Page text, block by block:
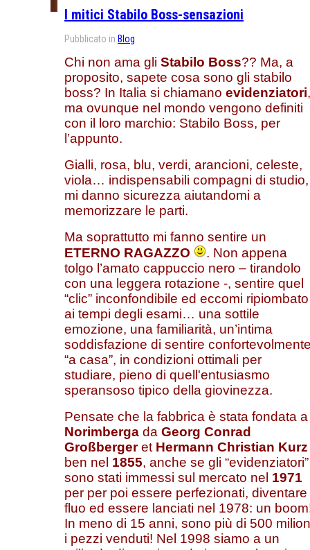
I mitici Stabilo Boss-sensazioni
Pubblicato in Blog
Chi non ama gli Stabilo Boss?? Ma, a
proposito, sapete cosa sono gli stabilo
boss? In Italia si chiamano evidenziatori,
ma ovunque nel mondo vengono definiti
con il loro marchio: Stabilo Boss, per
l’appunto.
Gialli, rosa, blu, verdi, arancioni, celeste,
viola… indispensabili compagni di studio,
mi danno sicurezza aiutandomi a
memorizzare le parti.
Ma soprattutto mi fanno sentire un
ETERNO RAGAZZO
. Non appena
tolgo l’amato cappuccio nero – tirandolo
con una leggera rotazione -, sentire quel
“clic” inconfondibile ed eccomi ripiombato
ai tempi degli esami… una sottile
emozione, una familiarità, un’intima
soddisfazione di sentire
“a casa”, in condizioni ottimali per
studiare, pieno di quell'entusiasmo
speransoso tipico della giovinezza.
Pensate che la fabbrica è stata fondata a
Norimberga da Georg Conrad
Großbergeret Hermann Christian Kurz
ben nel 1855, anche se gli “evidenziatori”
sono stati immessi sul mercato nel 1971
per per poi essere perfezionati, diventare
fluo ed essere lanciati nel 1978: un
In meno di 15 anni, sono più di 500
i pezzi venduti! Nel 1998 siamo a un